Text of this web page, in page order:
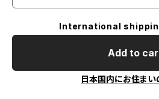
International
Add to
日本国内にお住まい